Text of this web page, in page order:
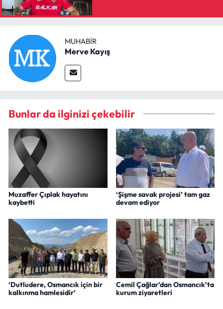
MUHABIR
Merve Kayış
Bunlar da ilginizi çekebilir
Muzaffer Çıplak hayatını
kaybetti
‘Şişme savak projesi’ tam gaz
devam ediyor
‘Dutludere, Osmancık için bir
kalkınma hamlesidir’
Cemil Çağlar’dan Osmancık’ta
kurum ziyaretleri
Yayla Haber
Yemek Tarifleri
Yerel Haberler